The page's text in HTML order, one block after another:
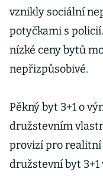
vznikly sociální
potyčkami s
nízké ceny bytů
nepřizpůsobivé.
Pěkný byt 3+1 o
družstevním
provizí pro
družstevní byt 3+1